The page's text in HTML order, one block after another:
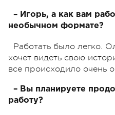
– Игорь, а как вам
необычном формате?
Работать было легко.
хочет видеть свою
все происходило очень
– Вы планируете
работу?